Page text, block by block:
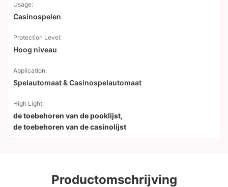
Usage:
Casinospelen
Protection Level:
Hoog niveau
Application:
Spelautomaat & Casinospelautomaat
High Light:
de toebehoren van de pooklijst,
de toebehoren van de casinolijst
Productomschrijving